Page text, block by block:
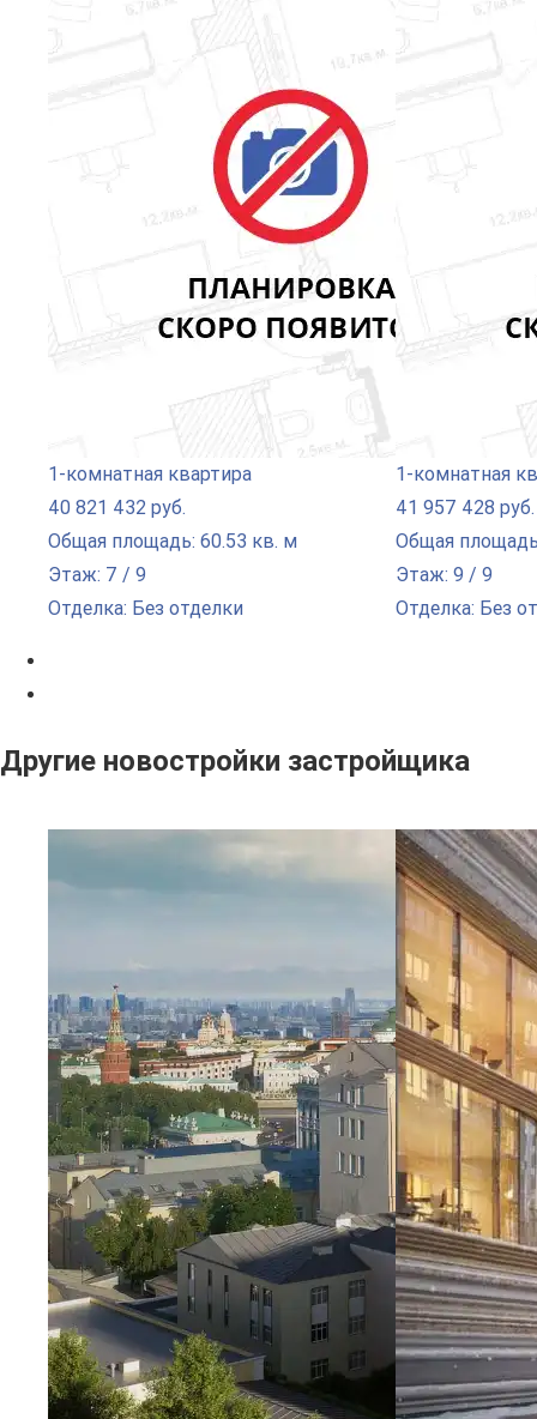
1-комнатная квартира
40 821 432 руб.
Общая площадь: 60.53 кв. м
Этаж: 7 / 9
Отделка: Без отделки
1-комнатная
41 957 428 руб.
Общая
Этаж: 9 / 9
Отделка: Без
Другие новостройки застройщика